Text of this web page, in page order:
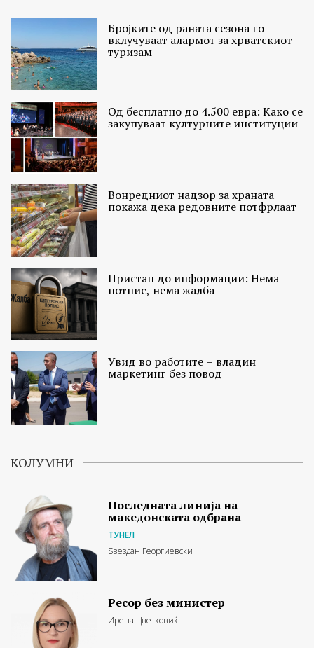
Бројките од раната сезона го
вклучуваат алармот за хрватскиот
туризам
Од бесплатно до 4.500 евра: Како се
закупуваат културните институции
Вонредниот надзор за храната
покажа дека редовните потфрлаат
Пристап до информации: Нема
потпис, нема жалба
Увид во работите – владин
маркетинг без повод
КОЛУМНИ
Последната линија на
македонската одбрана
ТУНЕЛ
Ѕвездан Георгиевски
Ресор без министер
Ирена Цветковиќ